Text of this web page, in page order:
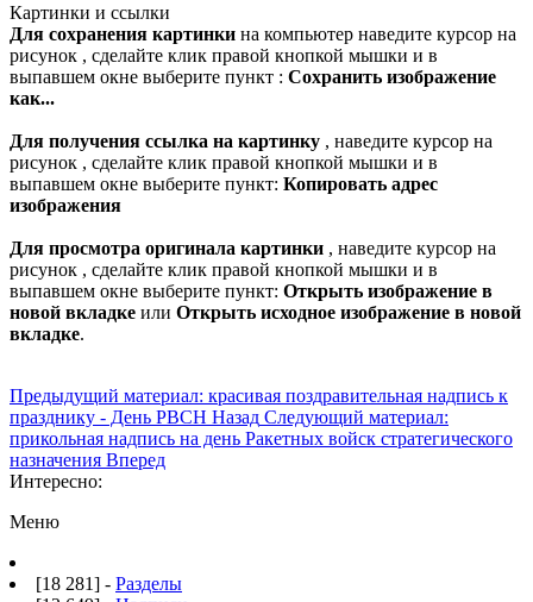
Картинки и ссылки
Для сохранения картинки на компьютер наведите курсор на
рисунок , сделайте клик правой кнопкой мышки и в
выпавшем окне выберите пункт : Сохранить изображение
как...
Для получения ссылка на картинку , наведите курсор на
рисунок , сделайте клик правой кнопкой мышки и в
выпавшем окне выберите пункт: Копировать адрес
изображения
Для просмотра оригинала картинки , наведите курсор на
рисунок , сделайте клик правой кнопкой мышки и в
выпавшем окне выберите пункт: Открыть изображение в
новой вкладке или Открыть исходное изображение в новой
вкладке.
Предыдущий материал: красивая поздравительная надпись к
празднику - День РВСН Назад Следующий материал:
прикольная надпись на день Ракетных войск стратегического
назначения Вперед
Интересно:
Меню
[18 281] - Разделы